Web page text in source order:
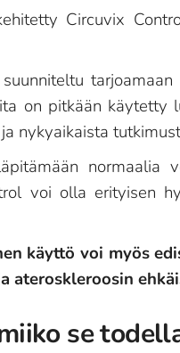
Circuvix
on pitkään käytetty
nykyaikaista
normaalia
voi olla erityisen
käyttö voi myös
ateroskleroosin
se